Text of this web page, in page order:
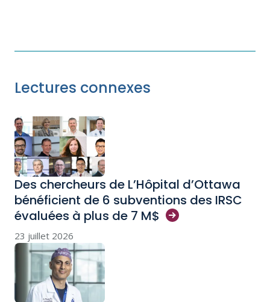
Lectures connexes
Des chercheurs de L’Hôpital d’Ottawa
bénéficient de 6 subventions des IRSC
évaluées à plus de 7 M$
23 juillet 2026